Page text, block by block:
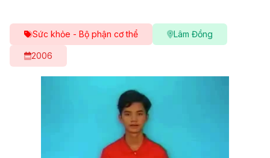
Sức khỏe - Bộ phận cơ thể Lâm Đồng
2006